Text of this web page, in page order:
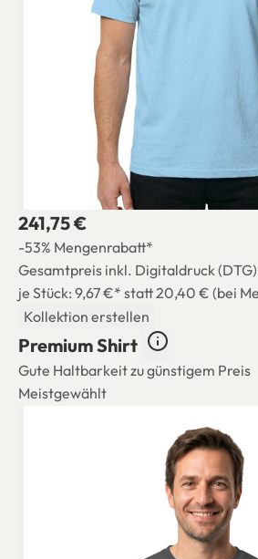
241,75 €
-53% Mengenrabatt*
Gesamtpreis inkl. Digitaldruck
je Stück: 9,67 €* statt 20,40 € (bei
Kollektion erstellen
Premium Shirt
Gute Haltbarkeit zu günstigem Preis
Meistgewählt